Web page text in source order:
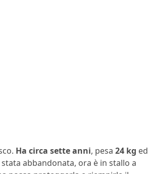
Ha circa sette anni, pesa 24 kg ed
abbandonata, ora è in stallo a